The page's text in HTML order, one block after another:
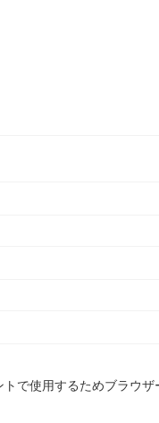
トで使用するためブラウ